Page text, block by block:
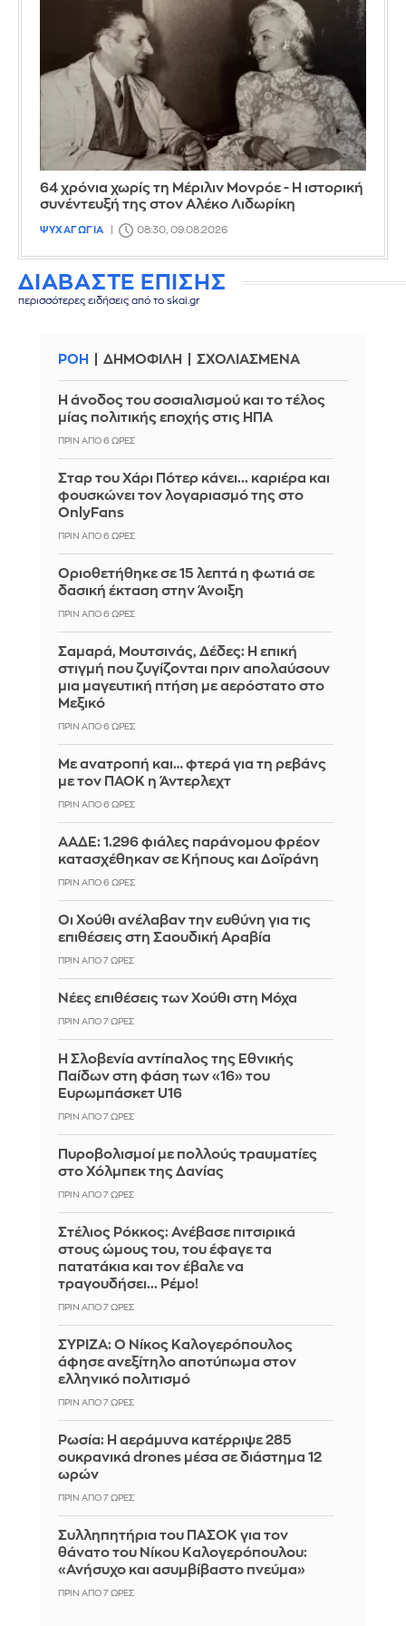
64 χρόνια χωρίς τη Μέριλιν Μονρόε - Η ιστορική
συνέντευξή της στον Αλέκο Λιδωρίκη
ΨΥΧΑΓΩΓΙΑ 08:30, 09.08.2026
ΔΙΑΒΑΣΤΕ ΕΠΙΣΗΣ
περισσότερες ειδήσεις από το skai.gr
ΡΟΗ ΔΗΜΟΦΙΛΗ ΣΧΟΛΙΑΣΜΕΝΑ
Η άνοδος του σοσιαλισμού και το τέλος
μίας πολιτικής εποχής στις ΗΠΑ
ΠΡΙΝ ΑΠΌ 6 ΏΡΕΣ
Σταρ του Χάρι Πότερ κάνει... καριέρα και
φουσκώνει τον λογαριασμό της στο
OnlyFans
ΠΡΙΝ ΑΠΌ 6 ΏΡΕΣ
Οριοθετήθηκε σε 15 λεπτά η φωτιά σε
δασική έκταση στην Άνοιξη
ΠΡΙΝ ΑΠΌ 6 ΏΡΕΣ
Σαμαρά, Μουτσινάς, Δέδες: Η επική
στιγμή που ζυγίζονται πριν απολαύσουν
μια μαγευτική πτήση με αερόστατο στο
Μεξικό
ΠΡΙΝ ΑΠΌ 6 ΏΡΕΣ
Με ανατροπή και… φτερά για τη ρεβάνς
με τον ΠΑΟΚ η Άντερλεχτ
ΠΡΙΝ ΑΠΌ 6 ΏΡΕΣ
ΑΑΔΕ: 1.296 φιάλες παράνομου φρέον
κατασχέθηκαν σε Κήπους και Δοϊράνη
ΠΡΙΝ ΑΠΌ 6 ΏΡΕΣ
Οι Χούθι ανέλαβαν την ευθύνη για τις
επιθέσεις στη Σαουδική Αραβία
ΠΡΙΝ ΑΠΌ 7 ΏΡΕΣ
Νέες επιθέσεις των Χούθι στη Μόχα
ΠΡΙΝ ΑΠΌ 7 ΏΡΕΣ
Η Σλοβενία αντίπαλος της Εθνικής
Παίδων στη φάση των «16» του
Ευρωμπάσκετ U16
ΠΡΙΝ ΑΠΌ 7 ΏΡΕΣ
Πυροβολισμοί με πολλούς τραυματίες
στο Χόλμπεκ της Δανίας
ΠΡΙΝ ΑΠΌ 7 ΏΡΕΣ
Στέλιος Ρόκκος: Ανέβασε πιτσιρικά
στους ώμους του, του έφαγε τα
πατατάκια και τον έβαλε να
τραγουδήσει... Ρέμο!
ΠΡΙΝ ΑΠΌ 7 ΏΡΕΣ
ΣΥΡΙΖΑ: Ο Νίκος Καλογερόπουλος
άφησε ανεξίτηλο αποτύπωμα στον
ελληνικό πολιτισμό
ΠΡΙΝ ΑΠΌ 7 ΏΡΕΣ
Ρωσία: Η αεράμυνα κατέρριψε 285
ουκρανικά drones μέσα σε διάστημα 12
ωρών
ΠΡΙΝ ΑΠΌ 7 ΏΡΕΣ
Συλληπητήρια του ΠΑΣΟΚ για τον
θάνατο του Νίκου Καλογερόπουλου:
«Ανήσυχο και ασυμβίβαστο πνεύμα»
ΠΡΙΝ ΑΠΌ 7 ΏΡΕΣ